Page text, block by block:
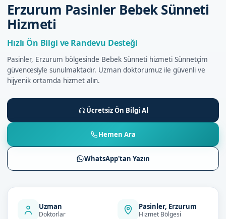
Erzurum Pasinler Bebek Sünneti
Hizmeti
Hızlı Ön Bilgi ve Randevu Desteği
Pasinler, Erzurum bölgesinde Bebek Sünneti hizmeti Sünnetçim
güvencesiyle sunulmaktadır. Uzman doktorumuz ile güvenli ve
hijyenik ortamda hizmet alın.
Ücretsiz Ön Bilgi Al
Hemen Ara
WhatsApp'tan Yazın
Uzman
Doktorlar
Pasinler, Erzurum
Hizmet Bölgesi